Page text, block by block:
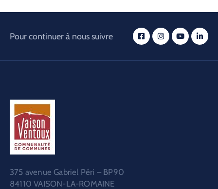
Pour continuer à nous suivre
375 avenue Gabriel Péri – BP90
84110 VAISON-LA-ROMAINE